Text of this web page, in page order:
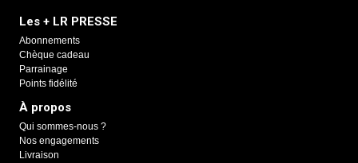
Les + LR PRESSE
Abonnements
Chèque cadeau
Parrainage
Points fidélité
À propos
Qui sommes-nous ?
Nos engagements
Livraison